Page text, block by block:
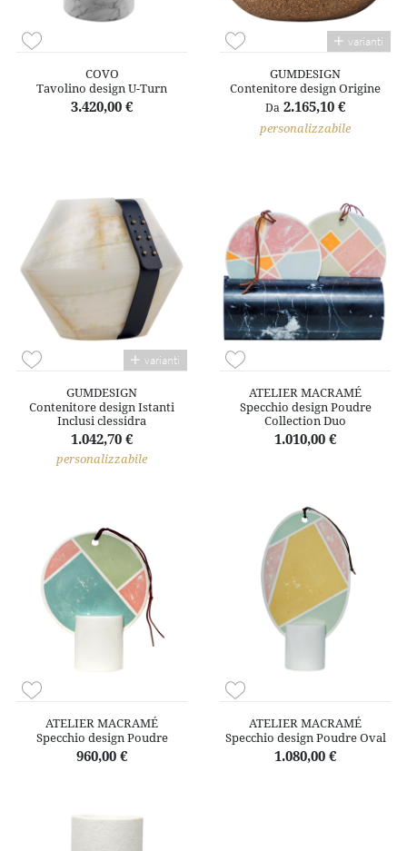
COVO
Tavolino design U-Turn
3.420,00 €
varianti
GUMDESIGN
Contenitore design Origine
Da 2.165,10 €
personalizzabile
varianti
GUMDESIGN
Contenitore design Istanti
Inclusi clessidra
1.042,70 €
personalizzabile
ATELIER MACRAMÉ
Specchio design Poudre
Collection Duo
1.010,00 €
ATELIER MACRAMÉ
Specchio design Poudre
960,00 €
ATELIER MACRAMÉ
Specchio design Poudre Oval
1.080,00 €